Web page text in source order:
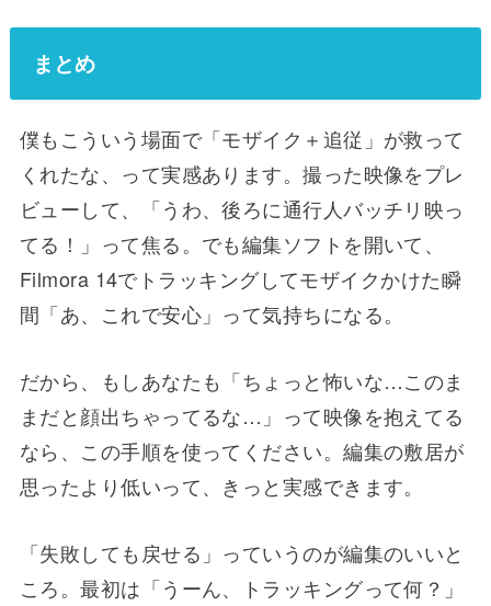
まとめ
僕もこういう場面で「モザイク＋追従」が救って
くれたな、って実感あります。撮った映像をプレ
ビューして、「うわ、後ろに通行人バッチリ映っ
てる！」って焦る。でも編集ソフトを開いて、
Filmora 14でトラッキングしてモザイクかけた瞬
間「あ、これで安心」って気持ちになる。
だから、もしあなたも「ちょっと怖いな…このま
まだと顔出ちゃってるな…」って映像を抱えてる
なら、この手順を使ってください。編集の敷居が
思ったより低いって、きっと実感できます。
「失敗しても戻せる」っていうのが編集のいいと
ころ。最初は「うーん、トラッキングって何？」